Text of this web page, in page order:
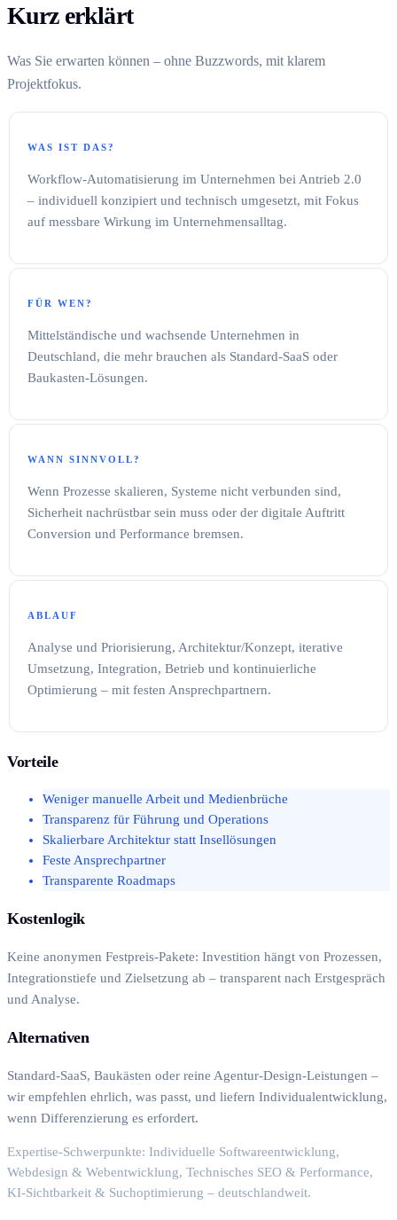
Kurz erklärt
Was Sie erwarten können – ohne Buzzwords, mit klarem
Projektfokus.
WAS IST DAS?
Workflow-Automatisierung im Unternehmen bei Antrieb 2.0
– individuell konzipiert und technisch umgesetzt, mit Fokus
auf messbare Wirkung im Unternehmensalltag.
FÜR WEN?
Mittelständische und wachsende Unternehmen in
Deutschland, die mehr brauchen als Standard-SaaS oder
Baukasten-Lösungen.
WANN SINNVOLL?
Wenn Prozesse skalieren, Systeme nicht verbunden sind,
Sicherheit nachrüstbar sein muss oder der digitale Auftritt
Conversion und Performance bremsen.
ABLAUF
Analyse und Priorisierung, Architektur/Konzept, iterative
Umsetzung, Integration, Betrieb und kontinuierliche
Optimierung – mit festen Ansprechpartnern.
Vorteile
Weniger manuelle Arbeit und Medienbrüche
Transparenz für Führung und Operations
Skalierbare Architektur statt Insellösungen
Feste Ansprechpartner
Transparente Roadmaps
Kostenlogik
Keine anonymen Festpreis-Pakete: Investition hängt von Prozessen,
Integrationstiefe und Zielsetzung ab – transparent nach Erstgespräch
und Analyse.
Alternativen
Standard-SaaS, Baukästen oder reine Agentur-Design-Leistungen –
wir empfehlen ehrlich, was passt, und liefern Individualentwicklung,
wenn Differenzierung es erfordert.
Expertise-Schwerpunkte: Individuelle Softwareentwicklung,
Webdesign & Webentwicklung, Technisches SEO & Performance,
KI-Sichtbarkeit & Suchoptimierung – deutschlandweit.